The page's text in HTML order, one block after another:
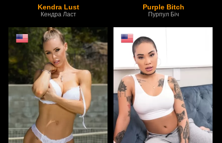
Kendra Lust
Кендра Ласт
Purple Bitch
Пурпул Біч